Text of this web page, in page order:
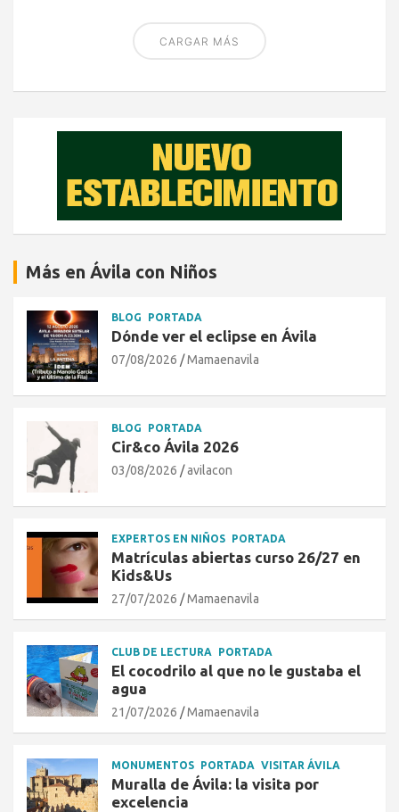
CARGAR MÁS
Más en Ávila con Niños
BLOG PORTADA
Dónde ver el eclipse en Ávila
07/08/2026 Mamaenavila
BLOG PORTADA
Cir&co Ávila 2026
03/08/2026 avilacon
EXPERTOS EN NIÑOS PORTADA
Matrículas abiertas curso 26/27 en
Kids&Us
27/07/2026 Mamaenavila
CLUB DE LECTURA PORTADA
El cocodrilo al que no le gustaba el
agua
21/07/2026 Mamaenavila
MONUMENTOS PORTADA VISITAR ÁVILA
Muralla de Ávila: la visita por
excelencia